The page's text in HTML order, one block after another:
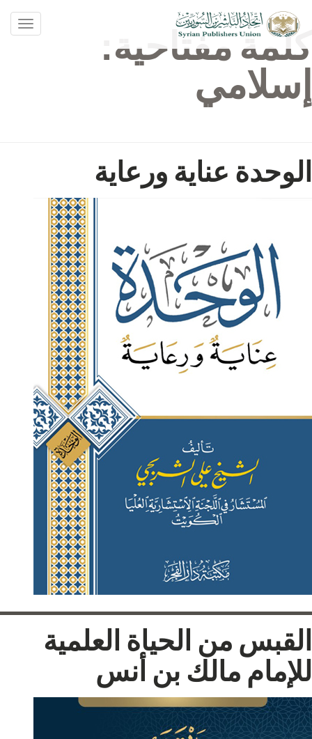
كلمة مفتاحية:
إسلامي
الوحدة عناية ورعاية
القبس من الحياة العلمية
للإمام مالك بن أنس